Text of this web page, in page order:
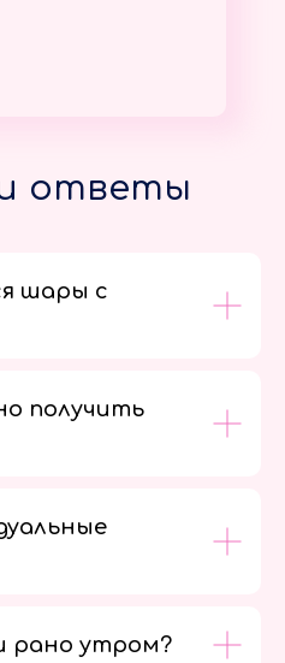
ответы
шары с
получить
рано утром?